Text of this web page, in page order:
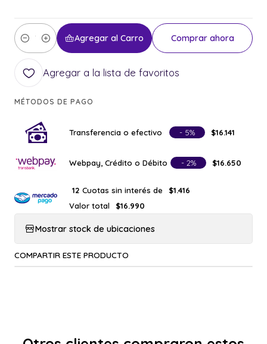
Cantidad
Agregar al Carro Comprar ahora
Agregar a la lista de favoritos
MÉTODOS DE PAGO
Transferencia o efectivo - 5% $16.141
Webpay, Crédito o Débito - 2% $16.650
12 Cuotas sin interés de
$1.416
Valor total
$16.990
Mostrar stock de ubicaciones
COMPARTIR ESTE PRODUCTO